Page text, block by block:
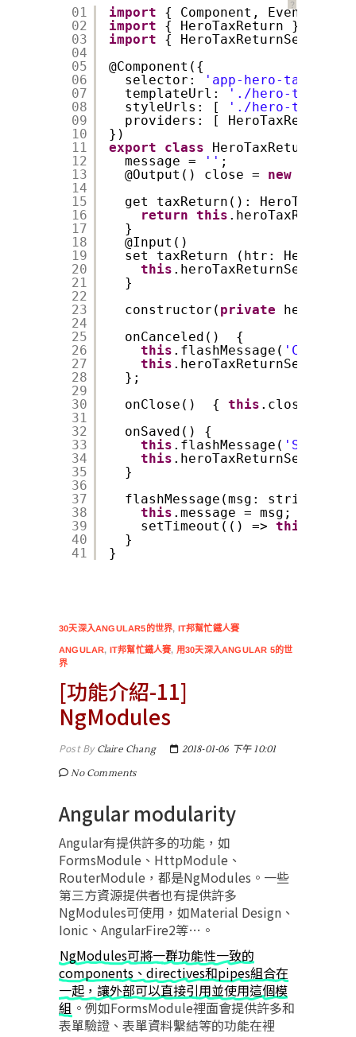
？
01
02
03
04
05
06
07
08
09
10
11
12
13
14
15
16
17
18
19
20
21
22
23
24
25
26
27
28
29
30
31
32
33
34
35
36
37
38
39
40
41
import
{ Component,
import
{ HeroTaxReturn }
import
{
@Component({
selector:
'app-hero-tax-
templateUrl:
'./hero-tax-
styleUrls: [
'./hero-tax-
providers: [
})
export
class
message =
'' ;
@Output() close = new
get taxReturn():
return this
}
@Input()
set taxReturn (htr:
this
}
constructor( private
onCanceled()  {
this .flashMessage(
this
};
onClose()  { this
onSaved() {
this .flashMessage( 'Saved'
this
}
flashMessage(msg: string) {
this .message = msg;
setTimeout(() => this
}
}
30天深入ANGULAR5的世界, IT邦幫忙鐵人賽
ANGULAR, IT邦幫忙鐵人賽, 用30天深入ANGULAR 5的世
界
[功能介紹-11]
NgModules
Post ByClaire Chang
2018-01-06 下午 10:01
No Comments
Angular modularity
Angular有提供許多的功能，如
FormsModule、HttpModule、
RouterModule，都是NgModules。一些
第三方資源提供者也有提供許多
NgModules可使用，如Material Design、
Ionic、AngularFire2等…。
NgModules可將一群功能性一致的
components、directives和pipes組合在
一起，讓外部可以直接引用並使用這個模
組 。例如FormsModule裡面會提供許多和
表單驗證、表單資料繫結等的功能在裡